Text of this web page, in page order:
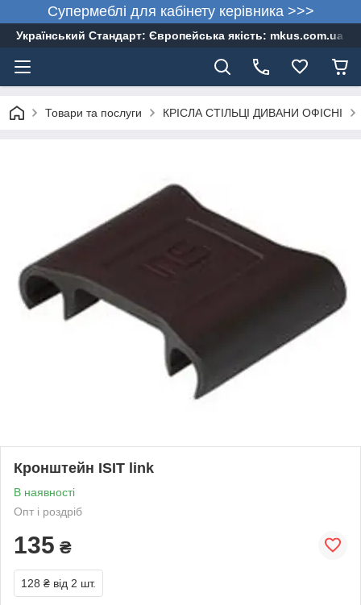
Супермеблі для кабінету керівника >>>
Український Стандарт: Європейська якість: mkus.com.ua
Товари та послуги КРІСЛА СТІЛЬЦІ ДИВАНИ ОФІСНІ
Кронштейн ISIT link
В наявності
Опт і роздріб
135 ₴
128 ₴ від 2 шт.